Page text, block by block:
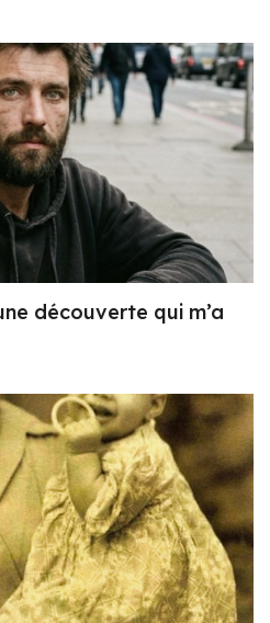
découverte qui m’a